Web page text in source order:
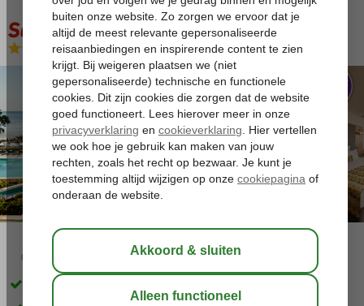
Secrets Sunny Beach Resort & Spa
Ultra All Inclusive-Hotel
03:00 aug 29°C
Luxe 5-sterren Only Adult, min. leeftijd 18 jaar